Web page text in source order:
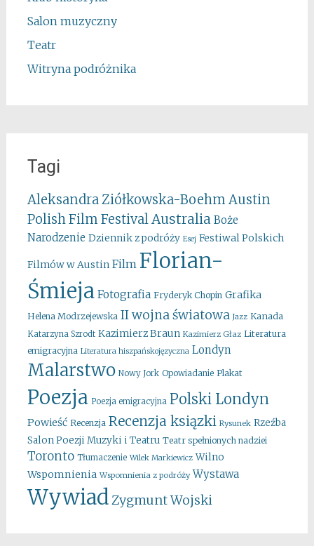
Salon muzyczny
Teatr
Witryna podróżnika
Tagi
Aleksandra Ziółkowska-Boehm Austin
Polish Film FestivalAustralia Boże
Narodzenie Dziennik z podróży Esej Festiwal Polskich
Filmów w Austin Film Florian-
Śmieja Fotografia Fryderyk Chopin Grafika
Helena Modrzejewska II wojna światowa Jazz Kanada
Katarzyna Szrodt Kazimierz Braun Kazimierz Głaz Literatura
emigracyjna Literatura hiszpańskojęzyczna Londyn
Malarstwo Nowy Jork Opowiadanie Plakat
Poezja Poezja emigracyjna Polski Londyn
Powieść Recenzja Recenzja ksiązki Rysunek Rzeźba
Salon Poezji Muzyki i Teatru Teatr spełnionych nadziei
Toronto Tłumaczenie Wilek Markiewicz Wilno
Wspomnienia Wspomnienia z podróży Wystawa
WywiadZygmunt Wojski